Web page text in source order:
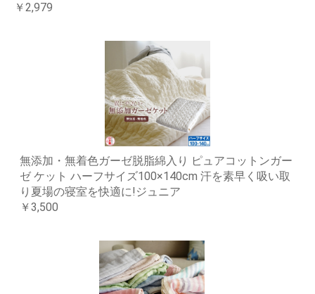
￥2,979
無添加・無着色ガーゼ脱脂綿入り ピュアコットンガー
ゼ ケット ハーフサイズ100×140cm 汗を素早く吸い取
り夏場の寝室を快適に!ジュニア
￥3,500